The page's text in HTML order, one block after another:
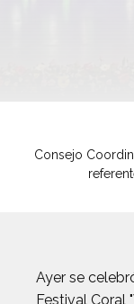
Consejo
Ayer se
Festival Coral